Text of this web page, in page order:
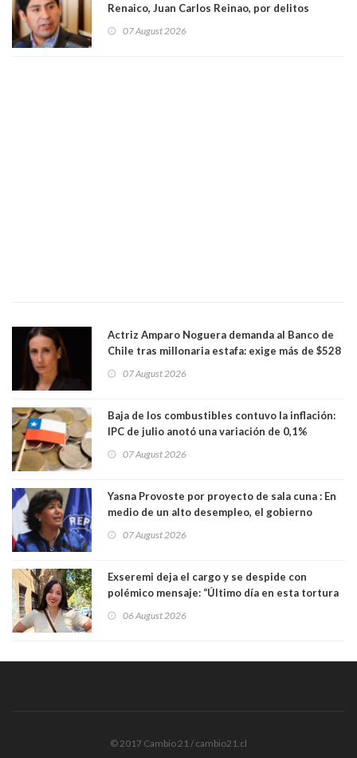
Renaico, Juan Carlos Reinao, por delitos
07 August 2026
Actriz Amparo Noguera demanda al Banco de
Chile tras millonaria estafa: exige más de $528
07 August 2026
Baja de los combustibles contuvo la inflación:
IPC de julio anotó una variación de 0,1%
07 August 2026
Yasna Provoste por proyecto de sala cuna : En
medio de un alto desempleo, el gobierno
07 August 2026
Exseremi deja el cargo y se despide con
polémico mensaje: “Último día en esta tortura
06 August 2026
© 2017 Cambio 21 / cambio21.cl